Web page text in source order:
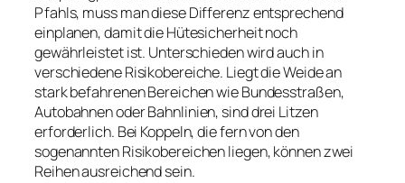
Pfahls, muss man diese Differenz entsprechend
einplanen, damit die Hütesicherheit noch
gewährleistet ist. Unterschieden wird auch in
verschiedene Risikobereiche. Liegt die Weide an
stark befahrenen Bereichen wie Bundesstraßen,
Autobahnen oder Bahnlinien, sind drei Litzen
erforderlich. Bei Koppeln, die fern von den
sogenannten Risikobereichen liegen, können zwei
Reihen ausreichend sein.